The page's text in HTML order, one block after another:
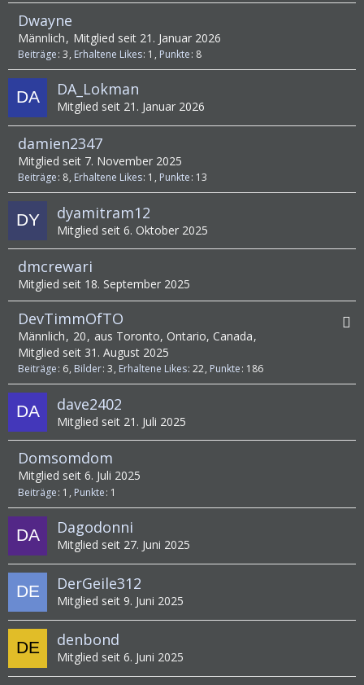
Dwayne
Männlich Mitglied seit 21. Januar 2026
Beiträge 3 Erhaltene Likes 1 Punkte 8
DA_Lokman
Mitglied seit 21. Januar 2026
damien2347
Mitglied seit 7. November 2025
Beiträge 8 Erhaltene Likes 1 Punkte 13
dyamitram12
Mitglied seit 6. Oktober 2025
dmcrewari
Mitglied seit 18. September 2025
DevTimmOfTO
Männlich 20
aus Toronto, Ontario, Canada
Mitglied seit 31. August 2025
Beiträge 6 Bilder 3 Erhaltene Likes 22 Punkte 186
dave2402
Mitglied seit 21. Juli 2025
Domsomdom
Mitglied seit 6. Juli 2025
Beiträge 1 Punkte 1
Dagodonni
Mitglied seit 27. Juni 2025
DerGeile312
Mitglied seit 9. Juni 2025
denbond
Mitglied seit 6. Juni 2025